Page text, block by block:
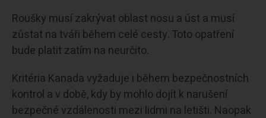
Roušky musí zakrývat oblast nosu a úst a musí
zůstat na tváři během celé cesty. Toto opatření
bude platit zatím na neurčito.
Kritéria Kanada vyžaduje i během bezpečnostních
kontrol a v době, kdy by mohlo dojít k narušení
bezpečné vzdálenosti mezi lidmi na letišti. Naopak